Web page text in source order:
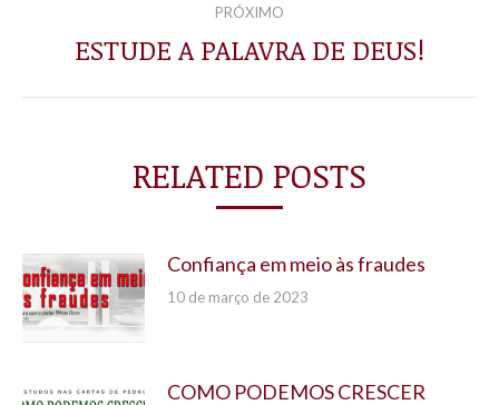
PRÓXIMO
Próximo
ESTUDE A PALAVRA DE DEUS!
RELATED POSTS
Confiança em meio às fraudes
10 de março de 2023
COMO PODEMOS CRESCER